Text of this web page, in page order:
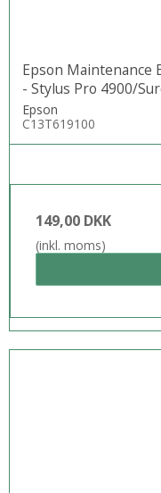
Epson Maintenance
- Stylus Pro 4900/
Epson
C13T619100
149,00 DKK
(inkl. moms)